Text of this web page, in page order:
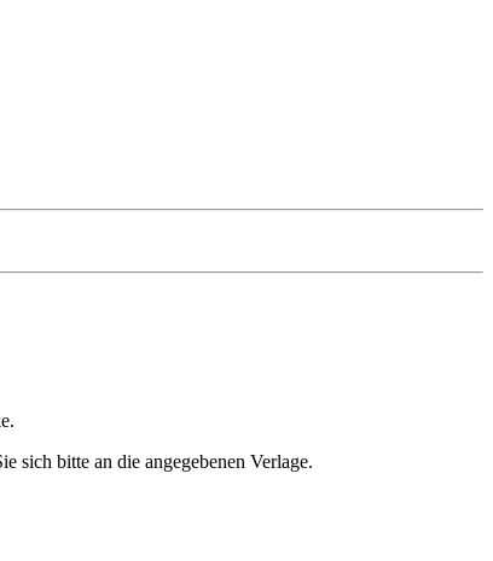
sich bitte an die angegebenen Verlage.